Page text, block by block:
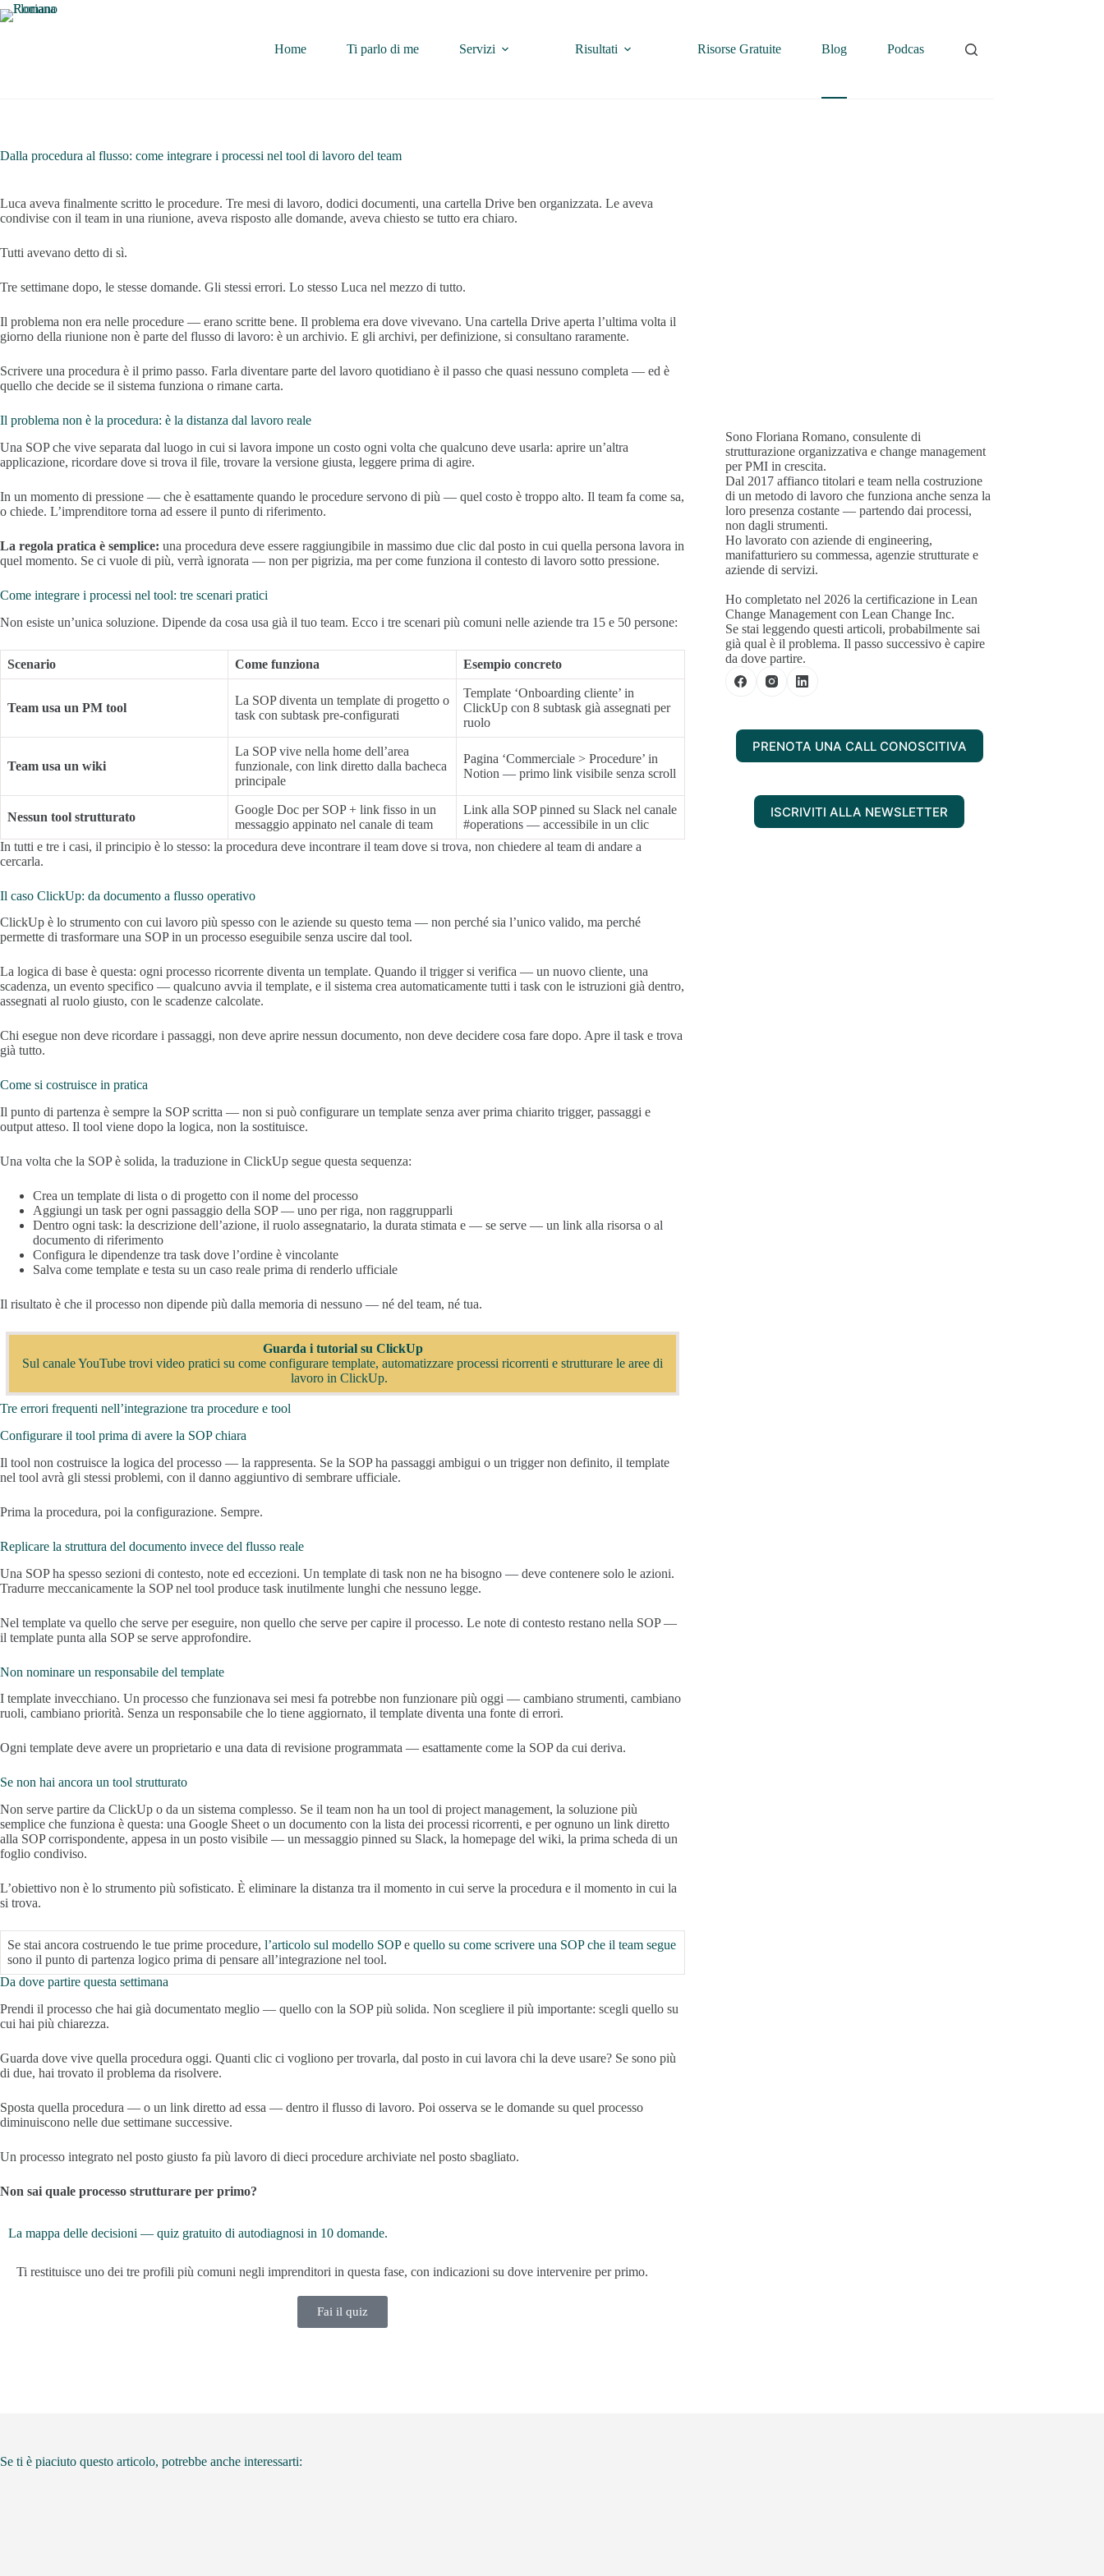
Home Ti parlo di me Servizi Risultati Risorse Gratuite Blog Podcast Contatti
Dalla procedura al flusso: come integrare i processi nel tool di lavoro del team
Luca aveva finalmente scritto le procedure. Tre mesi di lavoro, dodici documenti, una cartella Drive ben organizzata. Le aveva
condivise con il team in una riunione, aveva risposto alle domande, aveva chiesto se tutto era chiaro.
Tutti avevano detto di sì.
Tre settimane dopo, le stesse domande. Gli stessi errori. Lo stesso Luca nel mezzo di tutto.
Il problema non era nelle procedure — erano scritte bene. Il problema era dove vivevano. Una cartella Drive aperta l’ultima volta il
giorno della riunione non è parte del flusso di lavoro: è un archivio. E gli archivi, per definizione, si consultano raramente.
Scrivere una procedura è il primo passo. Farla diventare parte del lavoro quotidiano è il passo che quasi nessuno completa — ed è
quello che decide se il sistema funziona o rimane carta.
Il problema non è la procedura: è la distanza dal lavoro reale
Una SOP che vive separata dal luogo in cui si lavora impone un costo ogni volta che qualcuno deve usarla: aprire un’altra
applicazione, ricordare dove si trova il file, trovare la versione giusta, leggere prima di agire.
In un momento di pressione — che è esattamente quando le procedure servono di più — quel costo è troppo alto. Il team fa come sa,
o chiede. L’imprenditore torna ad essere il punto di riferimento.
La regola pratica è semplice: una procedura deve essere raggiungibile in massimo due clic dal posto in cui quella persona lavora in
quel momento. Se ci vuole di più, verrà ignorata — non per pigrizia, ma per come funziona il contesto di lavoro sotto pressione.
Come integrare i processi nel tool: tre scenari pratici
Non esiste un’unica soluzione. Dipende da cosa usa già il tuo team. Ecco i tre scenari più comuni nelle aziende tra 15 e 50 persone:
Scenario Come funziona Esempio concreto
Team usa un PM tool
La SOP diventa un template di progetto o
task con subtask pre-configurati
Template ‘Onboarding cliente’ in
ClickUp con 8 subtask già assegnati per
ruolo
Team usa un wiki
La SOP vive nella home dell’area
funzionale, con link diretto dalla bacheca
principale
Pagina ‘Commerciale > Procedure’ in
Notion — primo link visibile senza scroll
Nessun tool strutturato
Google Doc per SOP + link fisso in un
messaggio appinato nel canale di team
Link alla SOP pinned su Slack nel canale
#operations — accessibile in un clic
In tutti e tre i casi, il principio è lo stesso: la procedura deve incontrare il team dove si trova, non chiedere al team di andare a
cercarla.
Il caso ClickUp: da documento a flusso operativo
ClickUp è lo strumento con cui lavoro più spesso con le aziende su questo tema — non perché sia l’unico valido, ma perché
permette di trasformare una SOP in un processo eseguibile senza uscire dal tool.
La logica di base è questa: ogni processo ricorrente diventa un template. Quando il trigger si verifica — un nuovo cliente, una
scadenza, un evento specifico — qualcuno avvia il template, e il sistema crea automaticamente tutti i task con le istruzioni già dentro,
assegnati al ruolo giusto, con le scadenze calcolate.
Chi esegue non deve ricordare i passaggi, non deve aprire nessun documento, non deve decidere cosa fare dopo. Apre il task e trova
già tutto.
Come si costruisce in pratica
Il punto di partenza è sempre la SOP scritta — non si può configurare un template senza aver prima chiarito trigger, passaggi e
output atteso. Il tool viene dopo la logica, non la sostituisce.
Una volta che la SOP è solida, la traduzione in ClickUp segue questa sequenza:
Crea un template di lista o di progetto con il nome del processo
Aggiungi un task per ogni passaggio della SOP — uno per riga, non raggrupparli
Dentro ogni task: la descrizione dell’azione, il ruolo assegnatario, la durata stimata e — se serve — un link alla risorsa o al
documento di riferimento
Configura le dipendenze tra task dove l’ordine è vincolante
Salva come template e testa su un caso reale prima di renderlo ufficiale
Il risultato è che il processo non dipende più dalla memoria di nessuno — né del team, né tua.
Guarda i tutorial su ClickUp
Sul canale YouTube trovi video pratici su come configurare template, automatizzare processi ricorrenti e strutturare le aree di
lavoro in ClickUp.
Tre errori frequenti nell’integrazione tra procedure e tool
Configurare il tool prima di avere la SOP chiara
Il tool non costruisce la logica del processo — la rappresenta. Se la SOP ha passaggi ambigui o un trigger non definito, il template
nel tool avrà gli stessi problemi, con il danno aggiuntivo di sembrare ufficiale.
Prima la procedura, poi la configurazione. Sempre.
Replicare la struttura del documento invece del flusso reale
Una SOP ha spesso sezioni di contesto, note ed eccezioni. Un template di task non ne ha bisogno — deve contenere solo le azioni.
Tradurre meccanicamente la SOP nel tool produce task inutilmente lunghi che nessuno legge.
Nel template va quello che serve per eseguire, non quello che serve per capire il processo. Le note di contesto restano nella SOP —
il template punta alla SOP se serve approfondire.
Non nominare un responsabile del template
I template invecchiano. Un processo che funzionava sei mesi fa potrebbe non funzionare più oggi — cambiano strumenti, cambiano
ruoli, cambiano priorità. Senza un responsabile che lo tiene aggiornato, il template diventa una fonte di errori.
Ogni template deve avere un proprietario e una data di revisione programmata — esattamente come la SOP da cui deriva.
Se non hai ancora un tool strutturato
Non serve partire da ClickUp o da un sistema complesso. Se il team non ha un tool di project management, la soluzione più
semplice che funziona è questa: una Google Sheet o un documento con la lista dei processi ricorrenti, e per ognuno un link diretto
alla SOP corrispondente, appesa in un posto visibile — un messaggio pinned su Slack, la homepage del wiki, la prima scheda di un
foglio condiviso.
L’obiettivo non è lo strumento più sofisticato. È eliminare la distanza tra il momento in cui serve la procedura e il momento in cui la
si trova.
Se stai ancora costruendo le tue prime procedure, l’articolo sul modello SOPe quello su come scrivere una SOP che il team segue
sono il punto di partenza logico prima di pensare all’integrazione nel tool.
Da dove partire questa settimana
Prendi il processo che hai già documentato meglio — quello con la SOP più solida. Non scegliere il più importante: scegli quello su
cui hai più chiarezza.
Guarda dove vive quella procedura oggi. Quanti clic ci vogliono per trovarla, dal posto in cui lavora chi la deve usare? Se sono più
di due, hai trovato il problema da risolvere.
Sposta quella procedura — o un link diretto ad essa — dentro il flusso di lavoro. Poi osserva se le domande su quel processo
diminuiscono nelle due settimane successive.
Un processo integrato nel posto giusto fa più lavoro di dieci procedure archiviate nel posto sbagliato.
Non sai quale processo strutturare per primo?
La mappa delle decisioni — quiz gratuito di autodiagnosi in 10 domande.
Ti restituisce uno dei tre profili più comuni negli imprenditori in questa fase, con indicazioni su dove intervenire per primo.
Fai il quiz
Sono Floriana Romano, consulente di
strutturazione organizzativa e change management
per PMI in crescita.
Dal 2017 affianco titolari e team nella costruzione
di un metodo di lavoro che funziona anche senza la
loro presenza costante — partendo dai processi,
non dagli strumenti.
Ho lavorato con aziende di engineering,
manifatturiero su commessa, agenzie strutturate e
aziende di servizi.
Ho completato nel 2026 la certificazione in Lean
Change Management con Lean Change Inc.
Se stai leggendo questi articoli, probabilmente sai
già qual è il problema. Il passo successivo è capire
da dove partire.
PRENOTA UNA CALL CONOSCITIVA
ISCRIVITI ALLA NEWSLETTER
Se ti è piaciuto questo articolo, potrebbe anche interessarti: